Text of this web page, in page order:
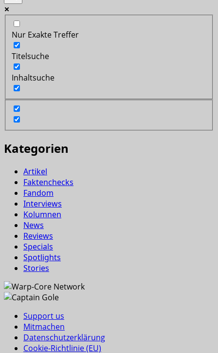
Nur Exakte Treffer
Titelsuche
Inhaltsuche
Kategorien
Artikel
Faktenchecks
Fandom
Interviews
Kolumnen
News
Reviews
Specials
Spotlights
Stories
Support us
Mitmachen
Datenschutzerklärung
Cookie-Richtlinie (EU)